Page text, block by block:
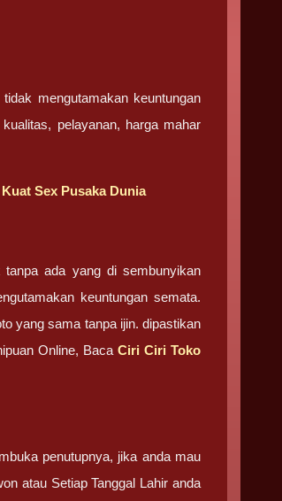
mengutamakan keuntungan
pelayanan, harga mahar
Sex Pusaka Dunia
ada yang di sembunyikan
keuntungan semata.
yang sama tanpa ijin. dipastikan
Online, Baca Ciri Ciri Toko
penutupnya, jika anda mau
atau Setiap Tanggal Lahir anda